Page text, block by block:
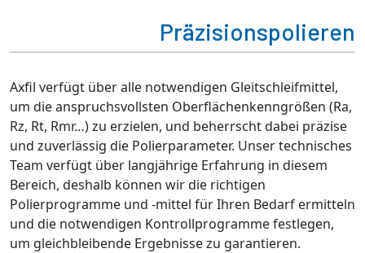
Präzisionspolieren
Axfil verfügt über alle notwendigen Gleitschleifmittel,
um die anspruchsvollsten Oberflächenkenngrößen (Ra,
Rz, Rt, Rmr…) zu erzielen, und beherrscht dabei präzise
und zuverlässig die Polierparameter. Unser technisches
Team verfügt über langjährige Erfahrung in diesem
Bereich, deshalb können wir die richtigen
Polierprogramme und -mittel für Ihren Bedarf ermitteln
und die notwendigen Kontrollprogramme festlegen,
um gleichbleibende Ergebnisse zu garantieren.